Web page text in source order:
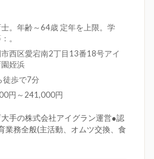
。年齢～64歳 定年を上限。学
。
西区愛宕南2丁目13番18号アイ
姪浜
徒歩で7分
円～241,000円
大手の株式会社アイグラン運営●認
業務全般(主活動、オムツ交換、食